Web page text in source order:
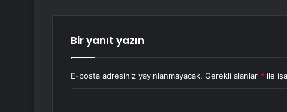
Bir yanıt yazın
E-posta adresiniz yayınlanmayacak. Gerekli alanlar * ile